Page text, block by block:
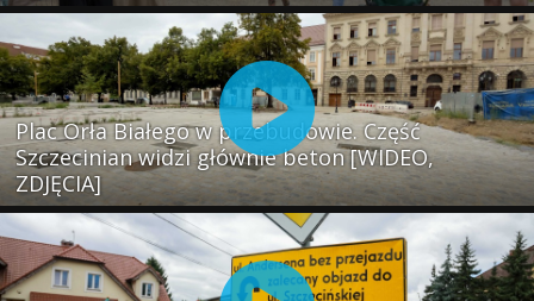
Plac Orła Białego w przebudowie. Część
Szczecinian widzi głównie beton [WIDEO,
ZDJĘCIA]